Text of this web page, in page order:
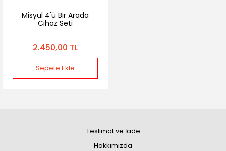
Misyul 4'ü Bir Arada
Cihaz Seti
2.450,00 TL
Sepete Ekle
Teslimat ve İade
Hakkımızda